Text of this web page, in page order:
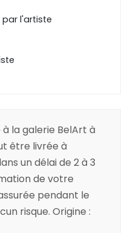
l'artiste
la galerie BelArt à
être livrée à
un délai de 2 à 3
de votre
pendant le
risque. Origine :